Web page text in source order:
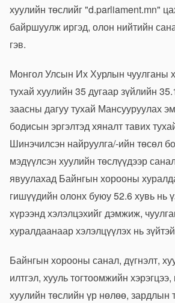
хуулийн төслийг "d.parliament.mn"
байршуулж иргэд, олон нийтийн
гэв.
Монгол Улсын Их Хурлын чуулганы
тухай хуулийн 35 дугаар зүйлийн
заасны дагуу тухай Мансууруулах
бодисын эргэлтэд хяналт тавих
Шинэчилсэн найруулга/-ийн төсөл
мэдүүлсэн хуулийн төслүүдээр
явуулахад Байнгын хорооны
гишүүдийн олонх буюу 52.6 хувь нь
хүрээнд хэлэлцэхийг дэмжиж,
хуралдаанаар хэлэлцүүлэх нь
Байнгын хорооны санал, дүгнэлт,
илтгэл, хууль тогтоомжийн
хуулийн төслийн үр нөлөө, зардлын